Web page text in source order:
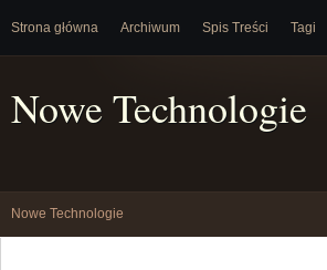
Strona główna Archiwum Spis Treści Tagi
Nowe Technologie
Nowe Technologie